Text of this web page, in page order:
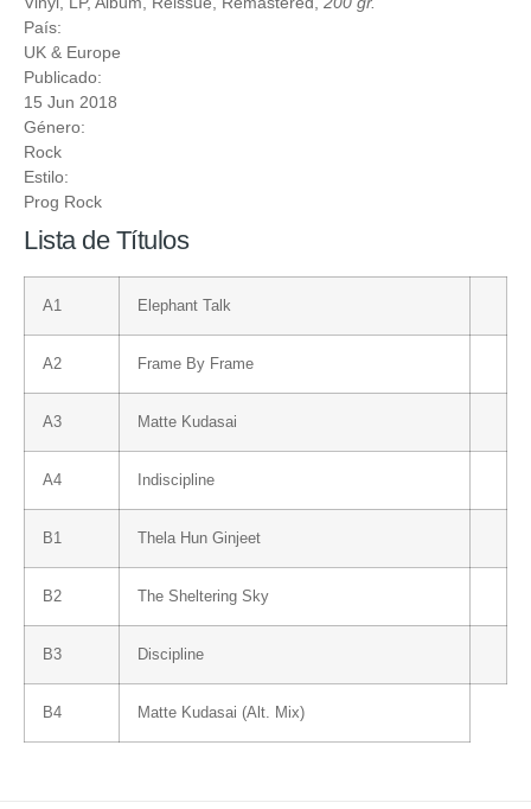
País:
UK & Europe
Publicado:
15 Jun 2018
Género:
Rock
Estilo:
Prog Rock
Lista de Títulos
A1 Elephant Talk
A2 Frame By Frame
A3 Matte Kudasai
A4 Indiscipline
B1 Thela Hun Ginjeet
B2 The Sheltering Sky
B3 Discipline
B4 Matte Kudasai (Alt. Mix)